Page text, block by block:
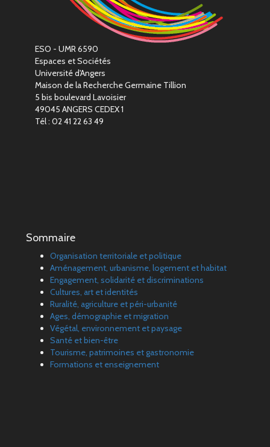
ESO - UMR 6590
Espaces et Sociétés
Université d'Angers
Maison de la Recherche Germaine Tillion
5 bis boulevard Lavoisier
49045 ANGERS CEDEX 1
Tél : 02 41 22 63 49
Sommaire
Organisation territoriale et politique
Aménagement, urbanisme, logement et habitat
Engagement, solidarité et discriminations
Cultures, art et identités
Ruralité, agriculture et péri-urbanité
Ages, démographie et migration
Végétal, environnement et paysage
Santé et bien-être
Tourisme, patrimoines et gastronomie
Formations et enseignement